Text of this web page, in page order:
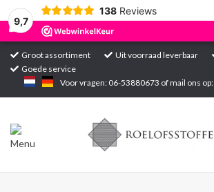
9,7
138 Reviews
Groot assortiment Uit voorraad leverbaar
Goede service
Voor vragen: 06-53880673 of mail ons op:
Home